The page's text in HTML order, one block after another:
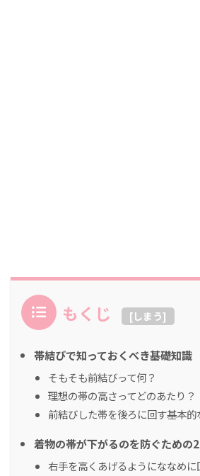
もくじ [しまう]
帯結びで知っておくべき基礎知識
そもそも前結びって何？
理想の帯の高さってどのあたり？
前結びした帯を後ろに回す基本的
着物の帯が下がるのを防ぐための
右手を高くあげるようにななめに